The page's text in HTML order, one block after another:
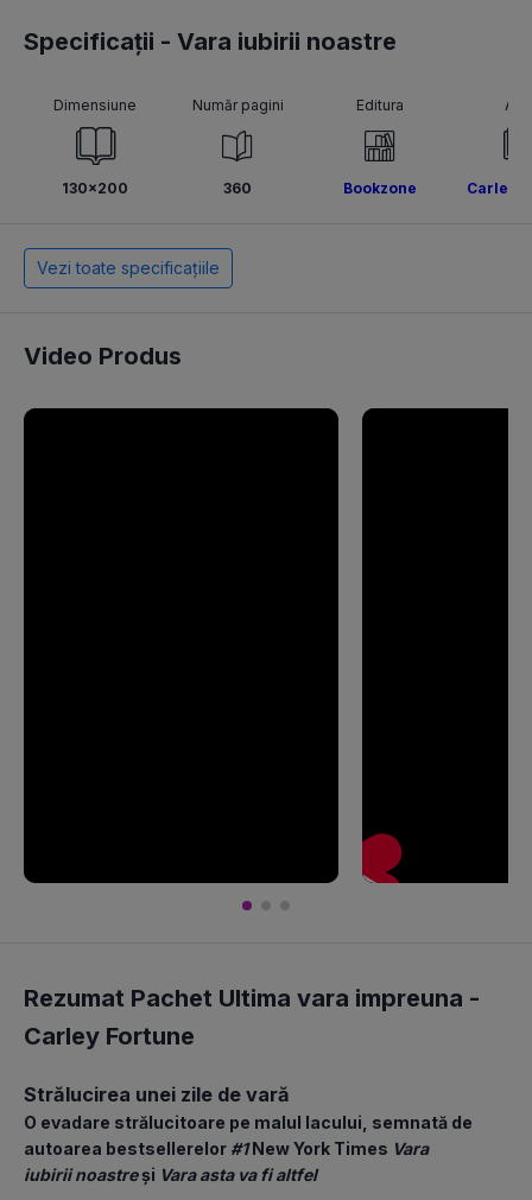
Specificații - Vara iubirii noastre
Dimensiune
130x200
Număr pagini
360
Editura
Bookzone Carley
Vezi toate specificațiile
Video Produs
Rezumat Pachet Ultima vara impreuna -
Carley Fortune
Strălucirea unei zile de vară
O evadare strălucitoare pe malul lacului, semnată de
autoarea bestsellerelor #1 New York Times Vara
iubirii noastre și Vara asta va fi altfel